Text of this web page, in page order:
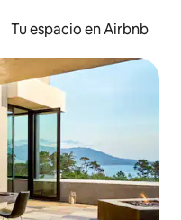
Tu espacio en Airbnb